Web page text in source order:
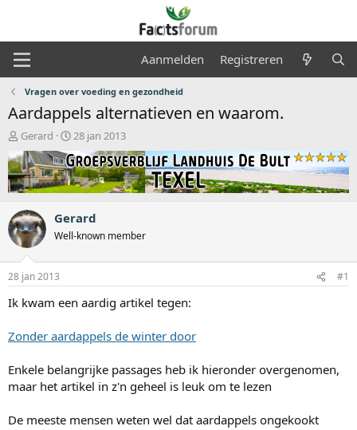
Aanmelden Registreren
Vragen over voeding en gezondheid
Aardappels alternatieven en waarom.
O
n
d
e
r
w
e
r
p
s
t
r
e
Gerard
S
a
r
t
a
t
m
28 jan 2013
Gerard
Well-known member
28 jan 2013 #1
Ik kwam een aardig artikel tegen:
Zonder aardappels de winter door
Enkele belangrijke passages heb ik hieronder overgenomen,
maar het artikel in z'n geheel is leuk om te lezen
De meeste mensen weten wel dat aardappels ongekookt